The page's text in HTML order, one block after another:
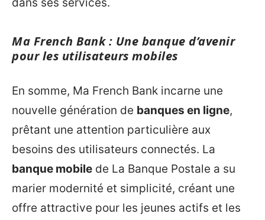
Ma French Bank : Une banque d’avenir
pour les utilisateurs mobiles
En somme, Ma French Bank incarne une
nouvelle génération de banques en ligne,
prêtant une attention particulière aux
besoins des utilisateurs connectés. La
banque mobile de La Banque Postale a su
marier modernité et simplicité, créant une
offre attractive pour les jeunes actifs et les